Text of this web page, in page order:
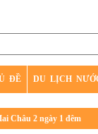
ĐỀ DU LỊCH
Châu 2 ngày 1 đêm